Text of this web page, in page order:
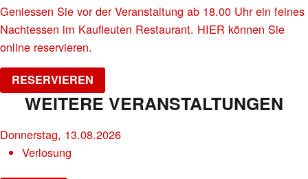
Geniessen Sie vor der Veranstaltung ab 18.00 Uhr ein feines
Nachtessen im Kaufleuten Restaurant. HIER können Sie
online reservieren.
RESERVIEREN
WEITERE VERANSTALTUNGEN
Donnerstag, 13.08.2026
Verlosung